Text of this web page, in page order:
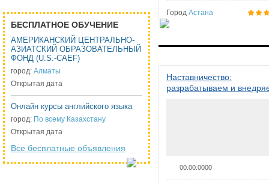
БЕСПЛАТНОЕ ОБУЧЕНИЕ
АМЕРИКАНСКИЙ ЦЕНТРАЛЬНО-
АЗИАТСКИЙ ОБРАЗОВАТЕЛЬНЫЙ
ФОНД (U.S.-CAEF)
город: Алматы
Открытая дата
Онлайн курсы английского языка
город: По всему Казахстану
Открытая дата
Все бесплатные объявления
Город Астана
Наставничество:
разрабатываем и
00.00.0000